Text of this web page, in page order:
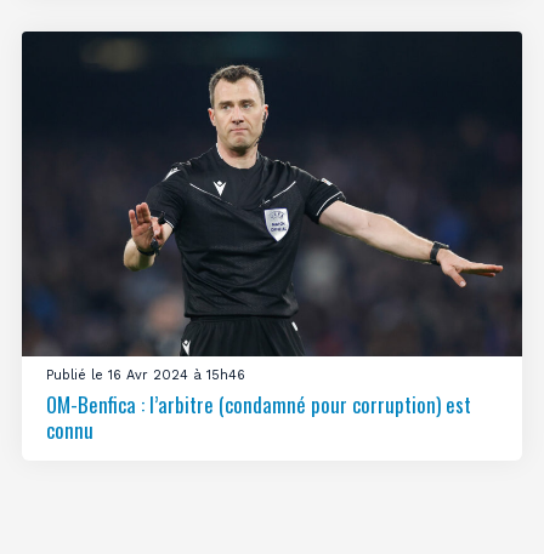
Publié le 16 Avr 2024 à 15h46
OM-Benfica : l’arbitre (condamné pour corruption) est
connu